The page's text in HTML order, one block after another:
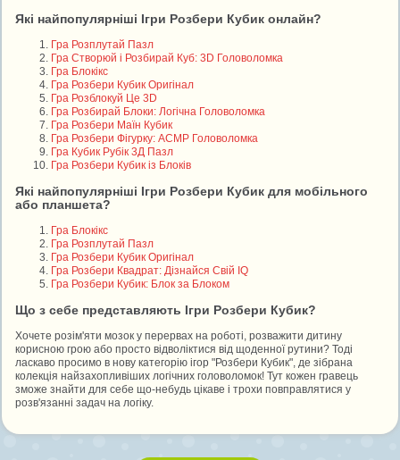
Які найпопулярніші Ігри Розбери Кубик онлайн?
Гра Розплутай Пазл
Гра Створюй і Розбирай Куб: 3D Головоломка
Гра Блокікс
Гра Розбери Кубик Оригінал
Гра Розблокуй Це 3D
Гра Розбирай Блоки: Логічна Головоломка
Гра Розбери Маїн Кубик
Гра Розбери Фігурку: АСМР Головоломка
Гра Кубик Рубік 3Д Пазл
Гра Розбери Кубик із Блоків
Які найпопулярніші Ігри Розбери Кубик для мобільного
або планшета?
Гра Блокікс
Гра Розплутай Пазл
Гра Розбери Кубик Оригінал
Гра Розбери Квадрат: Дізнайся Свій IQ
Гра Розбери Кубик: Блок за Блоком
Що з себе представляють Ігри Розбери Кубик?
Хочете розім'яти мозок у перервах на роботі, розважити дитину
корисною грою або просто відволіктися від щоденної рутини? Тоді
ласкаво просимо в нову категорію ігор "Розбери Кубик", де зібрана
колекція найзахопливіших логічних головоломок! Тут кожен гравець
зможе знайти для себе що-небудь цікаве і трохи повправлятися у
розв'язанні задач на логіку.